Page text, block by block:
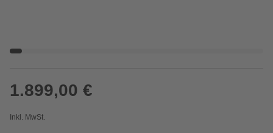
1.899,00 €
Inkl. MwSt.